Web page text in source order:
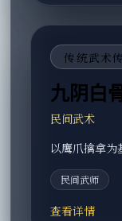
传统武术
九阴白
民间武术
以鹰爪擒拿为
民间武师
查看详情